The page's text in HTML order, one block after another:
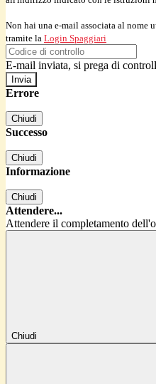
Non hai una e-mail associata al nome
tramite la Login Spaggiari
E-mail inviata, si prega di
Errore
Chiudi
Successo
Chiudi
Informazione
Chiudi
Attendere...
Attendere il completamento
Chiudi